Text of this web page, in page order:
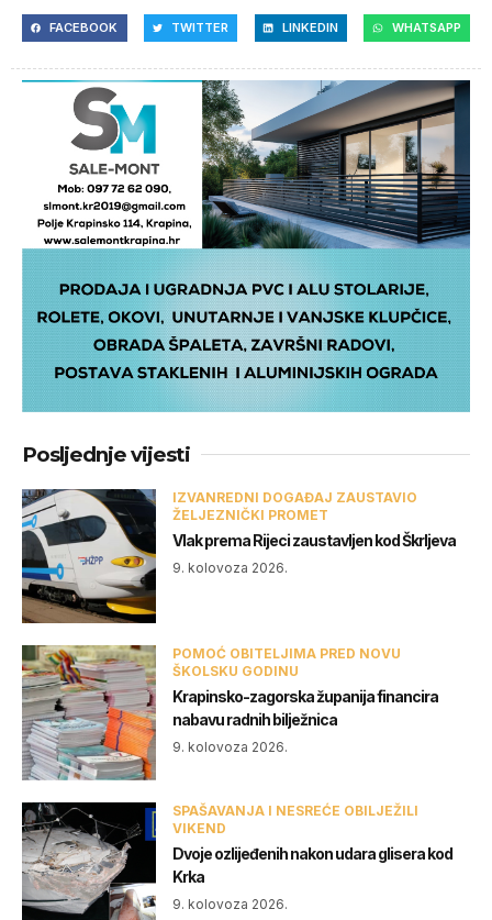
FACEBOOK TWITTER LINKEDIN WHATSAPP
Posljednje vijesti
IZVANREDNI DOGAĐAJ ZAUSTAVIO
ŽELJEZNIČKI PROMET
Vlak prema Rijeci zaustavljen kod Škrljeva
9. kolovoza 2026.
POMOĆ OBITELJIMA PRED NOVU
ŠKOLSKU GODINU
Krapinsko-zagorska županija financira
nabavu radnih bilježnica
9. kolovoza 2026.
SPAŠAVANJA I NESREĆE OBILJEŽILI
VIKEND
Dvoje ozlijeđenih nakon udara glisera kod
Krka
9. kolovoza 2026.